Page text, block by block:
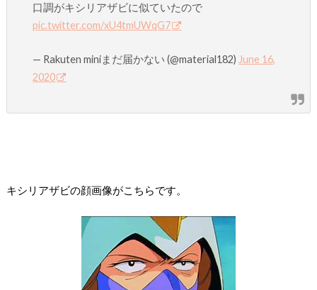
口調がキシリアザビに似ていたので
pic.twitter.com/xU4tmUWqG7
— Rakuten miniまだ届かない (@material182) June 16,
2020
キシリアザビの顔画像がこちらです。